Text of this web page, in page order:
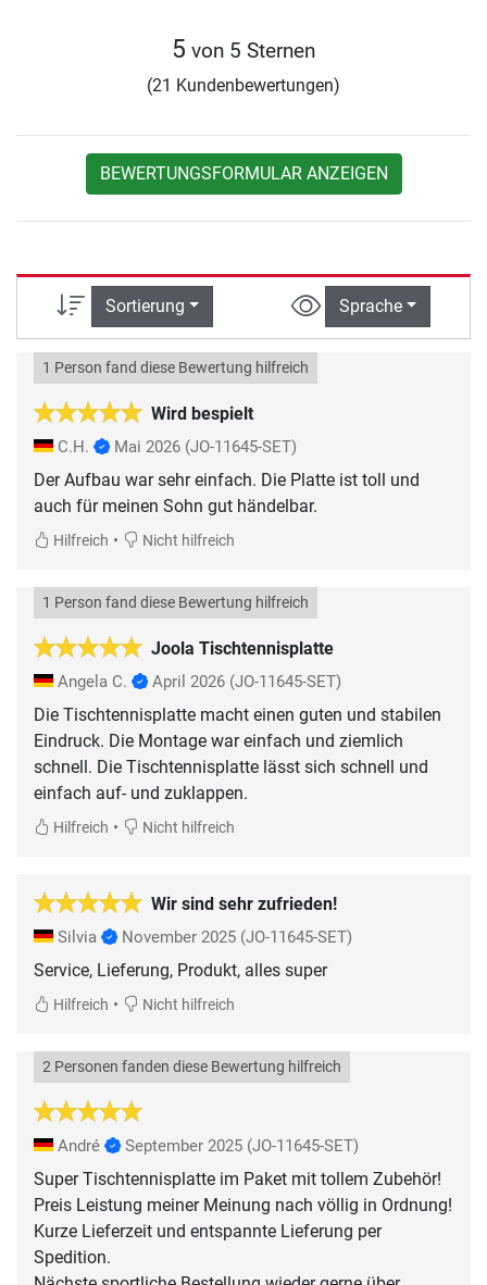
5 von 5 Sternen
(21 Kundenbewertungen)
BEWERTUNGSFORMULAR ANZEIGEN
Sortierung Sprache
Wird bespielt
1 Person fand diese Bewertung hilfreich
C.H. Mai 2026 (JO-11645-SET)
Der Aufbau war sehr einfach. Die Platte ist toll und
auch für meinen Sohn gut händelbar.
Hilfreich • Nicht hilfreich
Joola Tischtennisplatte
1 Person fand diese Bewertung hilfreich
Angela C. April 2026 (JO-11645-SET)
Die Tischtennisplatte macht einen guten und stabilen
Eindruck. Die Montage war einfach und ziemlich
schnell. Die Tischtennisplatte lässt sich schnell und
einfach auf- und zuklappen.
Hilfreich • Nicht hilfreich
Wir sind sehr zufrieden!
Silvia November 2025 (JO-11645-SET)
Service, Lieferung, Produkt, alles super
Hilfreich • Nicht hilfreich
2 Personen fanden diese Bewertung hilfreich
André September 2025 (JO-11645-SET)
Super Tischtennisplatte im Paket mit tollem Zubehör!
Preis Leistung meiner Meinung nach völlig in Ordnung!
Kurze Lieferzeit und entspannte Lieferung per
Spedition.